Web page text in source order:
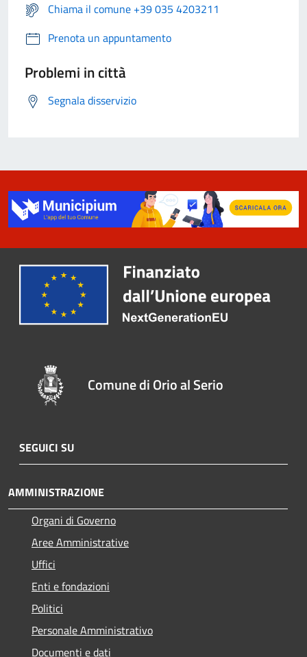
Chiama il comune +39 035 4203211
Prenota un appuntamento
Problemi in città
Segnala disservizio
Comune di Orio al Serio
SEGUICI SU
AMMINISTRAZIONE
Organi di Governo
Aree Amministrative
Uffici
Enti e fondazioni
Politici
Personale Amministrativo
Documenti e dati